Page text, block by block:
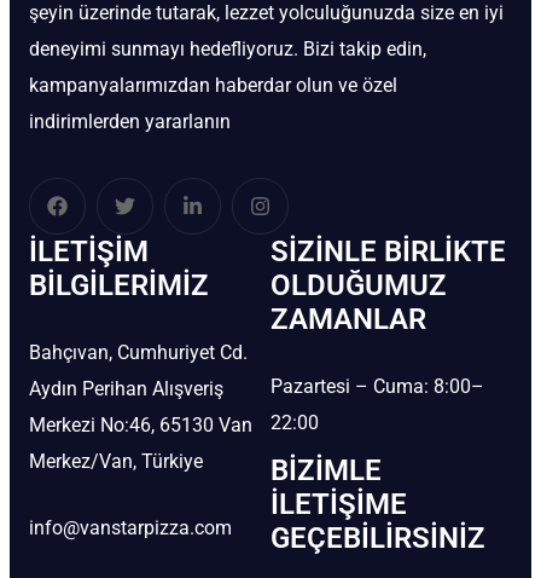
şeyin üzerinde tutarak, lezzet yolculuğunuzda size en iyi
deneyimi sunmayı hedefliyoruz. Bizi takip edin,
kampanyalarımızdan haberdar olun ve özel
indirimlerden yararlanın
İLETIŞIM
BİLGILERIMIZ
Bahçıvan, Cumhuriyet Cd.
Aydın Perihan Alışveriş
Merkezi No:46, 65130 Van
Merkez/Van, Türkiye
info@vanstarpizza.com
SIZINLE BIRLIKTE
OLDUĞUMUZ
ZAMANLAR
Pazartesi – Cuma: 8:00–
22:00
BIZIMLE
İLETIŞIME
GEÇEBILIRSINIZ